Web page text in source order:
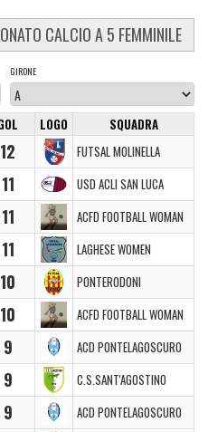
CALCIO A 5 FEMMINILE
GIRONE
LOGO
SQUADRA
12
FUTSAL MOLINELLA
11
USD ACLI SAN LUCA
11
ACFD FOOTBALL WOMAN
11
LAGHESE WOMEN
10
PONTERODONI
10
ACFD FOOTBALL WOMAN
9
ACD PONTELAGOSCURO
9
C.S.SANT'AGOSTINO
9
ACD PONTELAGOSCURO